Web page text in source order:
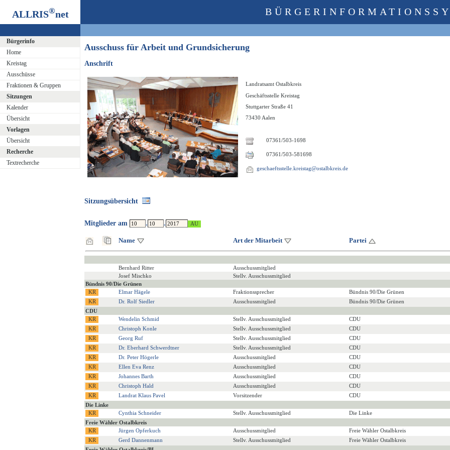
ALLRIS®net
Bürgerinfo
Home
Kreistag
Ausschüsse
Fraktionen & Gruppen
Sitzungen
Kalender
Übersicht
Vorlagen
Übersicht
Recherche
Textrecherche
Ausschuss für Arbeit und Grundsicherung
Anschrift
Landratsamt Ostalbkreis
Geschäftsstelle Kreistag
Stuttgarter Straße 41
73430 Aalen
07361/503-1698
07361/503-581698
geschaeftsstelle.kreistag@ostalbkreis.de
Sitzungsübersicht
Mitglieder am . .
Name Art der Mitarbeit Partei
Bernhard Ritter Ausschussmitglied
Josef Mischko
Stellv. Ausschussmitglied
Bündnis 90/Die Grünen
Elmar Hägele
Fraktionssprecher Bündnis 90/Die Grünen
Dr. Rolf Siedler
Ausschussmitglied Bündnis 90/Die Grünen
CDU
Wendelin Schmid
Stellv. Ausschussmitglied CDU
Christoph Konle
Stellv. Ausschussmitglied CDU
Georg Ruf
Stellv. Ausschussmitglied CDU
Dr. Eberhard Schwerdtner
Stellv. Ausschussmitglied CDU
Dr. Peter Högerle
Ausschussmitglied CDU
Ellen Eva Renz
Ausschussmitglied CDU
Johannes Barth
Ausschussmitglied CDU
Christoph Hald
Ausschussmitglied CDU
Landrat Klaus Pavel
Vorsitzender CDU
Die Linke
Cynthia Schneider
Stellv. Ausschussmitglied Die Linke
Freie Wähler Ostalbkreis
Jürgen Opferkuch
Ausschussmitglied Freie Wähler Ostalbkreis
Gerd Dannenmann
Stellv. Ausschussmitglied Freie Wähler Ostalbkreis